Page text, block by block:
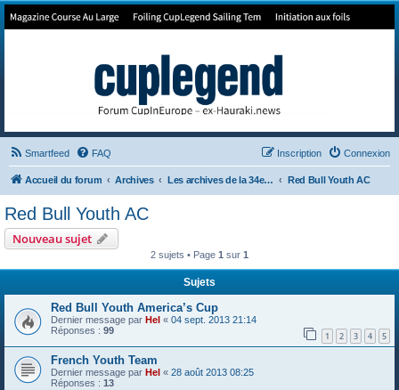
Forum de Cup In Europe
Smartfeed FAQ Connexion
Inscription
Accueil du forum Archives Les archives de la 34e America's Cup Red Bull Youth AC
Red Bull Youth AC
Nouveau sujet
2 sujets • Page 1 sur 1
Sujets
Red Bull Youth America’s Cup
Dernier message par Hel « 04 sept. 2013 21:14
Réponses : 99 1 2 3 4 5
French Youth Team
Dernier message par Hel « 28 août 2013 08:25
Réponses : 13